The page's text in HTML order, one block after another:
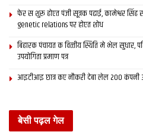
फेर स शुरू होएत पंजी सूत्रक पढाई, कामेश्वर सिंह
genetic relations पर होएत शोध
बिहारक पंचायत क वित्‍तीय स्थिति मे भेल
उपयोगिता प्रमाण पत्र
आइटीआइ छात्र कए नौकरी देबा लेल 200 कंपनी
बेसी पढ़ल गेल